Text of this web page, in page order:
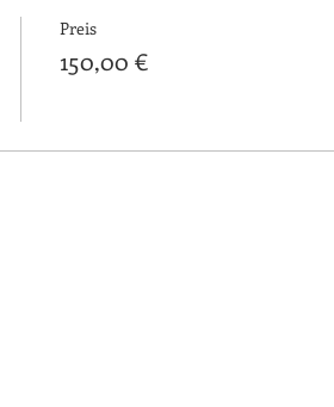
Preis
150,00 €